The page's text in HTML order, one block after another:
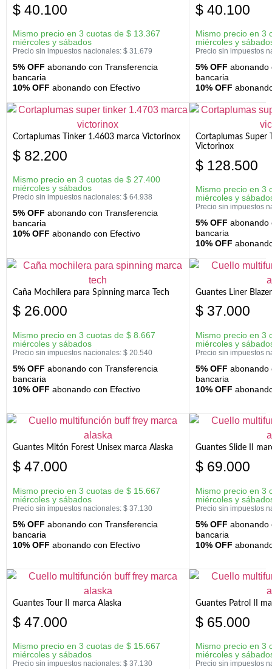
$ 40.100
Mismo precio en 3 cuotas de $ 13.367
miércoles y sábados
Precio sin impuestos nacionales: $ 31.679
5% OFF abonando con Transferencia
bancaria
10% OFF abonando con Efectivo
$ 40.100
Mismo precio en 3
miércoles y
Precio sin impuestos
5% OFF abonando
bancaria
10% OFF
Cortaplumas Tinker 1.4603 marca Victorinox
$ 82.200
Mismo precio en 3 cuotas de $ 27.400
miércoles y sábados
Precio sin impuestos nacionales: $ 64.938
5% OFF abonando con Transferencia
bancaria
10% OFF abonando con Efectivo
Cortaplumas Super
Victorinox
$ 128.500
Mismo precio en 3
miércoles y
Precio sin impuestos
5% OFF abonando
bancaria
10% OFF
Caña Mochilera para Spinning marca Tech
$ 26.000
Mismo precio en 3 cuotas de $ 8.667
miércoles y sábados
Precio sin impuestos nacionales: $ 20.540
5% OFF abonando con Transferencia
bancaria
10% OFF abonando con Efectivo
Guantes Liner
$ 37.000
Mismo precio en 3
miércoles y
Precio sin impuestos
5% OFF abonando
bancaria
10% OFF
Guantes Mitón Forest Unisex marca Alaska
$ 47.000
Mismo precio en 3 cuotas de $ 15.667
miércoles y sábados
Precio sin impuestos nacionales: $ 37.130
5% OFF abonando con Transferencia
bancaria
10% OFF abonando con Efectivo
Guantes Slide II
$ 69.000
Mismo precio en 3
miércoles y
Precio sin impuestos
5% OFF abonando
bancaria
10% OFF
Guantes Tour II marca Alaska
$ 47.000
Mismo precio en 3 cuotas de $ 15.667
miércoles y sábados
Precio sin impuestos nacionales: $ 37.130
Guantes Patrol II
$ 65.000
Mismo precio en 3
miércoles y
Precio sin impuestos